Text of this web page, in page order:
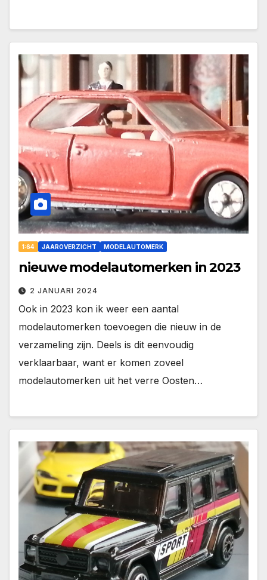
1:64 JAAROVERZICHT MODELAUTOMERK
nieuwe modelautomerken in 2023
2 JANUARI 2024
Ook in 2023 kon ik weer een aantal
modelautomerken toevoegen die nieuw in de
verzameling zijn. Deels is dit eenvoudig
verklaarbaar, want er komen zoveel
modelautomerken uit het verre Oosten…